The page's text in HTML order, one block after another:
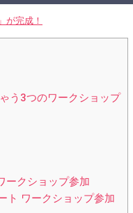
が完成！
う3つのワークショップ
ークショップ参加
ト ワークショップ参加